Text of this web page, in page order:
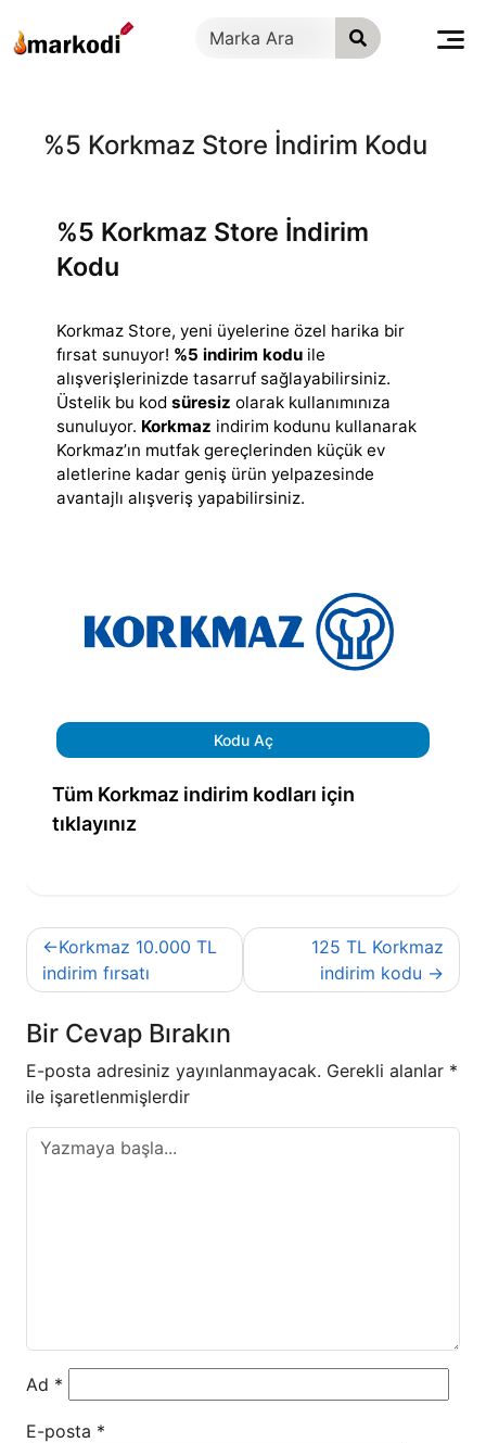
geç
%5 Korkmaz Store İndirim Kodu
%5 Korkmaz Store İndirim
Kodu
Korkmaz Store, yeni üyelerine özel harika bir
fırsat sunuyor! %5 indirim kodu ile
alışverişlerinizde tasarruf sağlayabilirsiniz.
Üstelik bu kod süresiz olarak kullanımınıza
sunuluyor. Korkmaz indirim kodunu kullanarak
Korkmaz’ın mutfak gereçlerinden küçük ev
aletlerine kadar geniş ürün yelpazesinde
avantajlı alışveriş yapabilirsiniz.
Kodu Aç
Tüm Korkmaz indirim kodları için
tıklayınız
Yazı
gezinmesi
Korkmaz 10.000 TL
indirim fırsatı
125 TL Korkmaz
indirim kodu
Bir Cevap Bırakın
E-posta adresiniz yayınlanmayacak. Gerekli alanlar *
ile işaretlenmişlerdir
Ad *
E-posta *